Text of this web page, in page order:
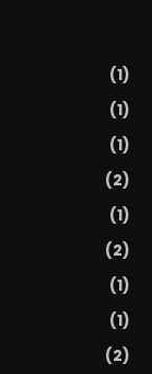
(1)
(1)
(1)
(2)
(1)
(2)
(1)
(1)
(2)